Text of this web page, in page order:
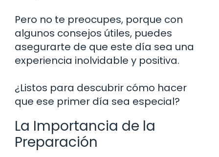
Pero no te preocupes, porque con
algunos consejos útiles, puedes
asegurarte de que este día sea una
experiencia inolvidable y positiva.
¿Listos para descubrir cómo hacer
que ese primer día sea especial?
La Importancia de la
Preparación